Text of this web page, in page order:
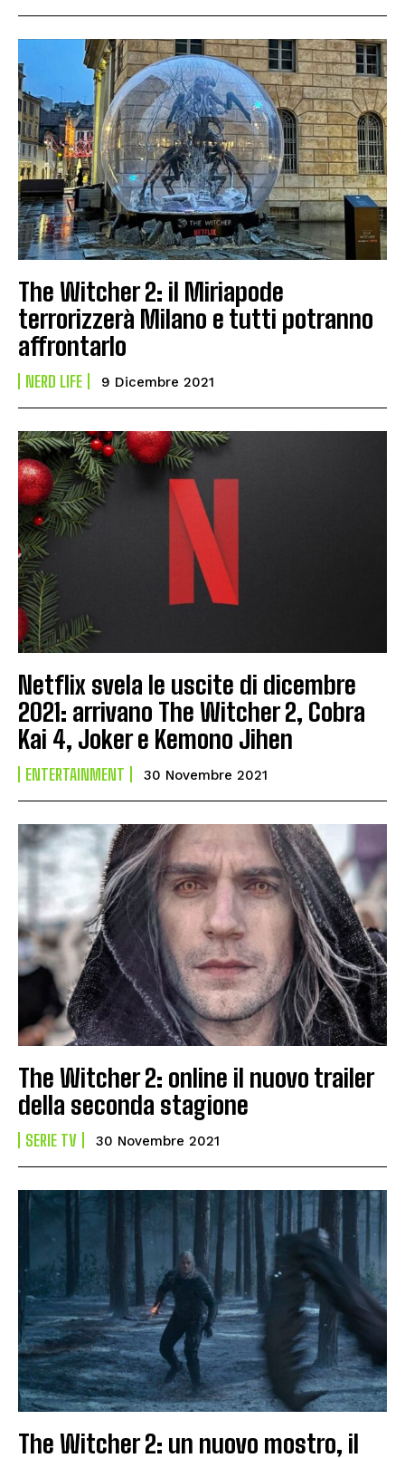
The Witcher 2: il Miriapode
terrorizzerà Milano e tutti potranno
affrontarlo
NERD LIFE 9 Dicembre 2021
Netflix svela le uscite di dicembre
2021: arrivano The Witcher 2, Cobra
Kai 4, Joker e Kemono Jihen
ENTERTAINMENT 30 Novembre 2021
The Witcher 2: online il nuovo trailer
della seconda stagione
SERIE TV 30 Novembre 2021
The Witcher 2: un nuovo mostro, il